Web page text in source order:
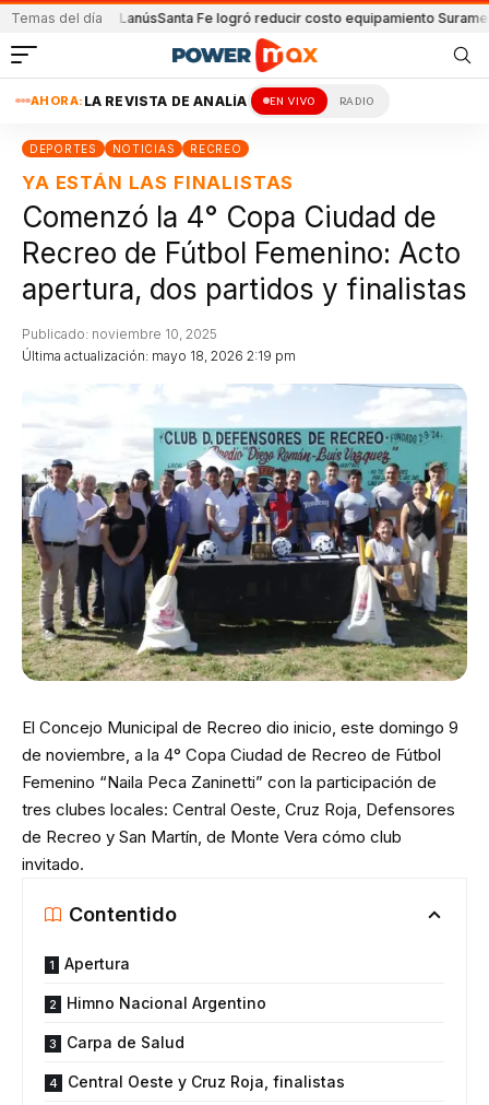
Temas del día
y LanúsSanta Fe logró reducir costo equipamiento Suramericanos
AHORA: LA REVISTA DE ANALÍA EN VIVO RADIO
DEPORTES NOTICIAS RECREO
YA ESTÁN LAS FINALISTAS
Comenzó la 4° Copa Ciudad de
Recreo de Fútbol Femenino: Acto
apertura, dos partidos y finalistas
Última actualización: mayo 18, 2026 2:19 pm
Publicado: noviembre 10, 2025
El Concejo Municipal de Recreo dio inicio, este domingo 9
de noviembre, a la 4° Copa Ciudad de Recreo de Fútbol
Femenino “Naila Peca Zaninetti” con la participación de
tres clubes locales: Central Oeste, Cruz Roja, Defensores
de Recreo y San Martín, de Monte Vera cómo club
invitado.
Contentido
Apertura
Himno Nacional Argentino
Carpa de Salud
Central Oeste y Cruz Roja, finalistas